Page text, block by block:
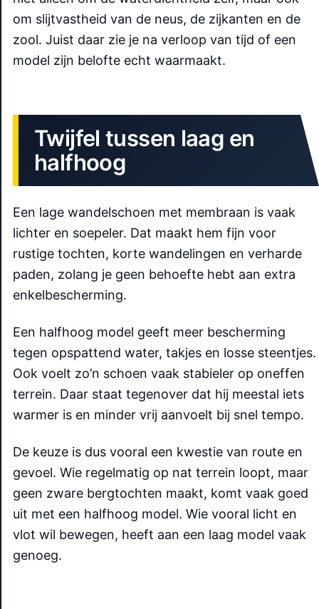
om slijtvastheid van de neus, de zijkanten en de
zool. Juist daar zie je na verloop van tijd of een
model zijn belofte echt waarmaakt.
Twijfel tussen laag en
halfhoog
Een lage wandelschoen met membraan is vaak
lichter en soepeler. Dat maakt hem fijn voor
rustige tochten, korte wandelingen en verharde
paden, zolang je geen behoefte hebt aan extra
enkelbescherming.
Een halfhoog model geeft meer bescherming
tegen opspattend water, takjes en losse steentjes.
Ook voelt zo’n schoen vaak stabieler op oneffen
terrein. Daar staat tegenover dat hij meestal iets
warmer is en minder vrij aanvoelt bij snel tempo.
De keuze is dus vooral een kwestie van route en
gevoel. Wie regelmatig op nat terrein loopt, maar
geen zware bergtochten maakt, komt vaak goed
uit met een halfhoog model. Wie vooral licht en
vlot wil bewegen, heeft aan een laag model vaak
genoeg.